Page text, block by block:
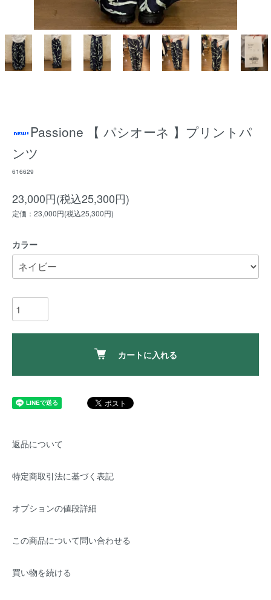
Passione 【 パシオーネ 】プリントパ
ンツ
616629
23,000円(税込25,300円)
定価：23,000円(税込25,300円)
カラー
カートに入れる
返品について
特定商取引法に基づく表記
オプションの値段詳細
この商品について問い合わせる
買い物を続ける